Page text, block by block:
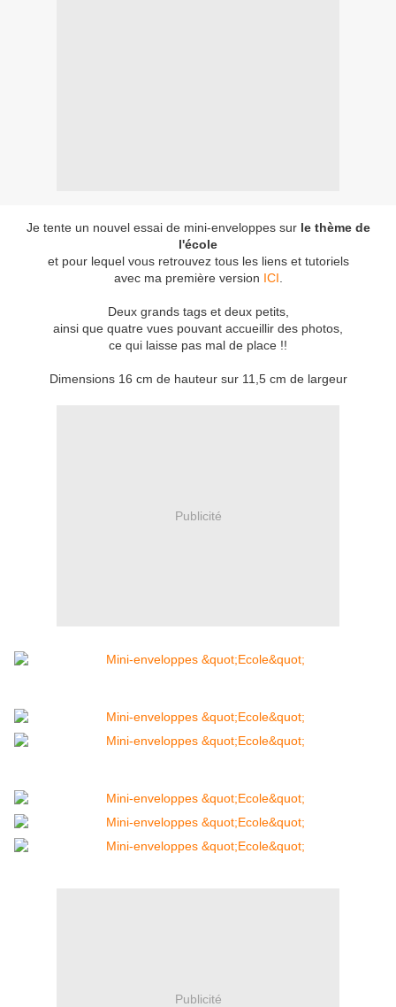
Je tente un nouvel essai de mini-enveloppes surle thème de
l'école
et pour lequel vous retrouvez tous les liens et tutoriels
avec ma première version ICI
Deux grands tags et deux petits,
ainsi que quatre vues pouvant accueillir des photos,
ce qui laisse pas mal de place !!
Dimensions 16 cm de hauteur sur 11,5 cm de largeur
Publicité
Publicité